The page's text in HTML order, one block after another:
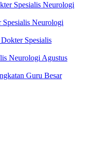
Spesialis Neurologi
Spesialis Neurologi
Spesialis
Neurologi Agustus
Guru Besar